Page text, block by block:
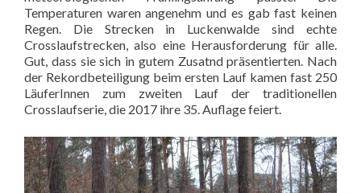
Temperaturen waren angenehm und es gab fast keinen
Regen. Die Strecken in Luckenwalde sind echte
Crosslaufstrecken, also eine Herausforderung für alle.
Gut, dass sie sich in gutem Zusatnd präsentierten. Nach
der Rekordbeteiligung beim ersten Lauf kamen fast 250
LäuferInnen zum zweiten Lauf der traditionellen
Crosslaufserie, die 2017 ihre 35. Auflage feiert.